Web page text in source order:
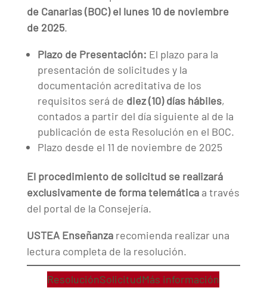
de Canarias (BOC) el lunes 10 de noviembre
de 2025.
Plazo de Presentación: El plazo para la
presentación de solicitudes y la
documentación acreditativa de los
requisitos será de diez (10) días hábiles,
contados a partir del día siguiente al de la
publicación de esta Resolución en el BOC.
Plazo desde el 11 de noviembre de 2025
El procedimiento de solicitud se realizará
exclusivamente de forma telemáticaa través
del portal de la Consejería.
USTEA Enseñanzarecomienda realizar una
lectura completa de la resolución.
ResoluciónSolicitudMás información